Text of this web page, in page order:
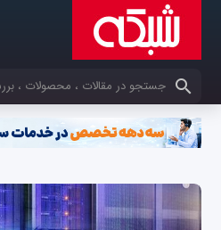
کلمات کلیدی خود را وارد کنید